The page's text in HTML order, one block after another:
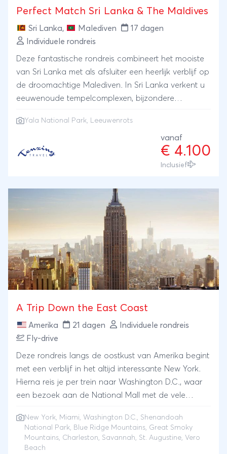
Perfect Match Sri Lanka & The Maldives
Sri Lanka, Malediven
17 dagen
Individuele rondreis
Deze fantastische rondreis combineert het mooiste
van Sri Lanka met als afsluiter een heerlijk verblijf op
de droomachtige Malediven. In Sri Lanka verkent u
eeuwenoude tempelcomplexen, bijzondere
architectuur. U gaat op zoek naar dieren tijdens een
safari in de natuur van Yala en beklimt de
majestueuze Leeuwenrots. De heerlijke Sri
Lankaanse keuken vormt de kers op de taart! De
azuurblauw water, op de idyllische Malediven. U
leest het; deze reis is met recht een ‘perfect match’
Yala National Park, Leeuwenrots
vanaf
€ 4.100
Inclusief
A Trip Down the East Coast
Amerika 21 dagen
Individuele rondreis
Fly-drive
Deze rondreis langs de oostkust van Amerika begint
met een verblijf in het altijd interessante New York.
Hierna reis je per trein naar Washington D.C., waar
een bezoek aan de National Mall met de vele
ontbreken. Vervolgens haal je je huurauto op en
wordt de reis afgewisseld met de Skyline Drive, een
schilderachtige route die je door de spectaculaire
New York, Miami, Washington D.C., Shenandoah
National Park, Blue Ridge Mountains, Great Smoky
Mountains, Charleston, Savannah, St. Augustine, Vero
Beach